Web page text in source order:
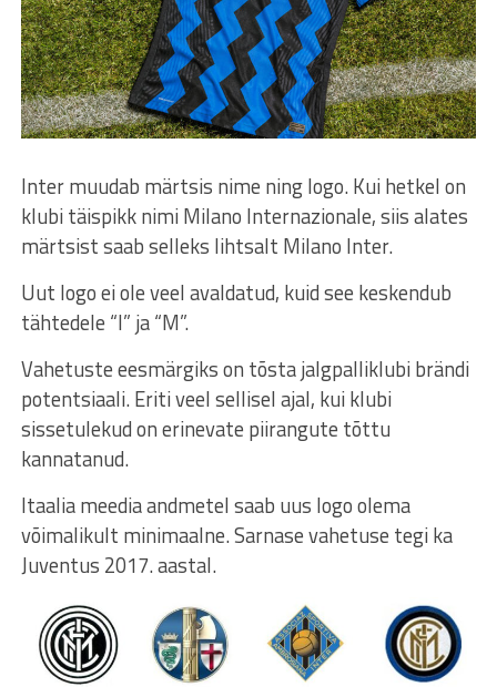
Inter muudab märtsis nime ning logo. Kui hetkel on
klubi täispikk nimi Milano Internazionale, siis alates
märtsist saab selleks lihtsalt Milano Inter.
Uut logo ei ole veel avaldatud, kuid see keskendub
tähtedele “I” ja “M”.
Vahetuste eesmärgiks on tõsta jalgpalliklubi brändi
potentsiaali. Eriti veel sellisel ajal, kui klubi
sissetulekud on erinevate piirangute tõttu
kannatanud.
Itaalia meedia andmetel saab uus logo olema
võimalikult minimaalne. Sarnase vahetuse tegi ka
Juventus 2017. aastal.